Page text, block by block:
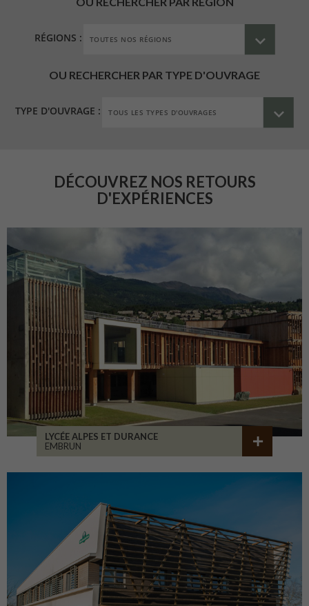
RÉGIONS :
OU RECHERCHER PAR TYPE D'OUVRAGE
TYPE D'OUVRAGE :
DÉCOUVREZ NOS RETOURS
D'EXPÉRIENCES
LYCÉE ALPES ET DURANCE
EMBRUN